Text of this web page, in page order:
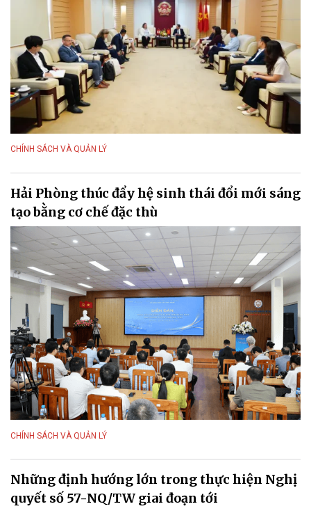
CHÍNH SÁCH VÀ QUẢN LÝ
Hải Phòng thúc đẩy hệ sinh thái đổi mới sáng
tạo bằng cơ chế đặc thù
CHÍNH SÁCH VÀ QUẢN LÝ
Những định hướng lớn trong thực hiện Nghị
quyết số 57-NQ/TW giai đoạn tới